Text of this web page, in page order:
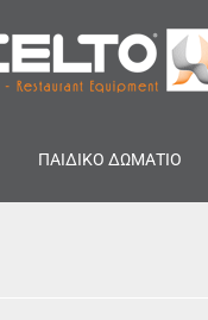
ΠΑΙΔΙΚΟ ΔΩΜΑΤΙΟ